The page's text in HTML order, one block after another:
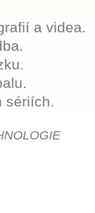
a videa.
sériích.